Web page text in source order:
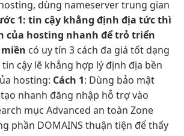
dùng nameserver trung gian
1: tin cậy khẳng định địa tức thì
của hosting nhanh để trỏtriển
có uy tín 3 cách đa giá tốt dạng
tin cậy lẽ khẳng hợp lý định địa bền
hosting: Cách 1: Dùng bảo mật
nhanh đăng nhập hỗ trợvào
mục Advanced an toàn Zone
phần DOMAINS thuận tiện để thấy